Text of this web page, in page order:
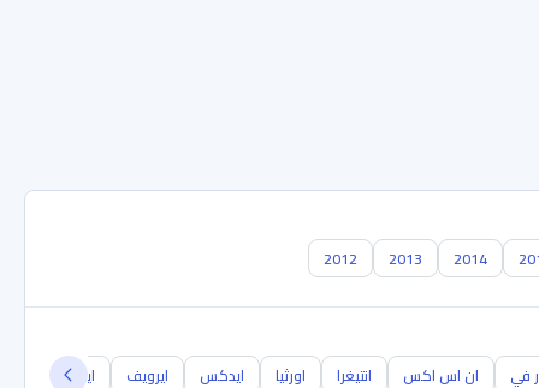
2014
2013
2012
في ان اس اكس انتيغرا اورثيا ايدكس ايرويف ايلسيون